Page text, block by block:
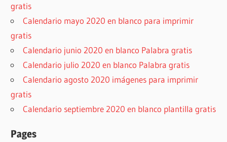
gratis
Calendario mayo 2020 en blanco para imprimir
gratis
Calendario junio 2020 en blanco Palabra gratis
Calendario julio 2020 en blanco Palabra gratis
Calendario agosto 2020 imágenes para imprimir
gratis
Calendario septiembre 2020 en blanco plantilla gratis
Pages